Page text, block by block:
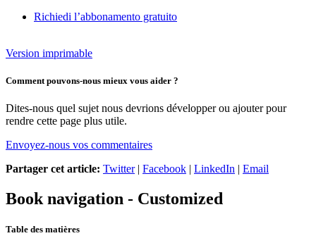
Richiedi l’abbonamento gratuito
Version imprimable
Comment pouvons-nous mieux vous aider ?
Dites-nous quel sujet nous devrions développer ou ajouter pour
rendre cette page plus utile.
Envoyez-nous vos commentaires
Partager cet article: Twitter| Facebook | LinkedIn | Email
Book navigation - Customized
Table des matières